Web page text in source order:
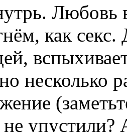
Любовь
как секс.
несколько
упустили?